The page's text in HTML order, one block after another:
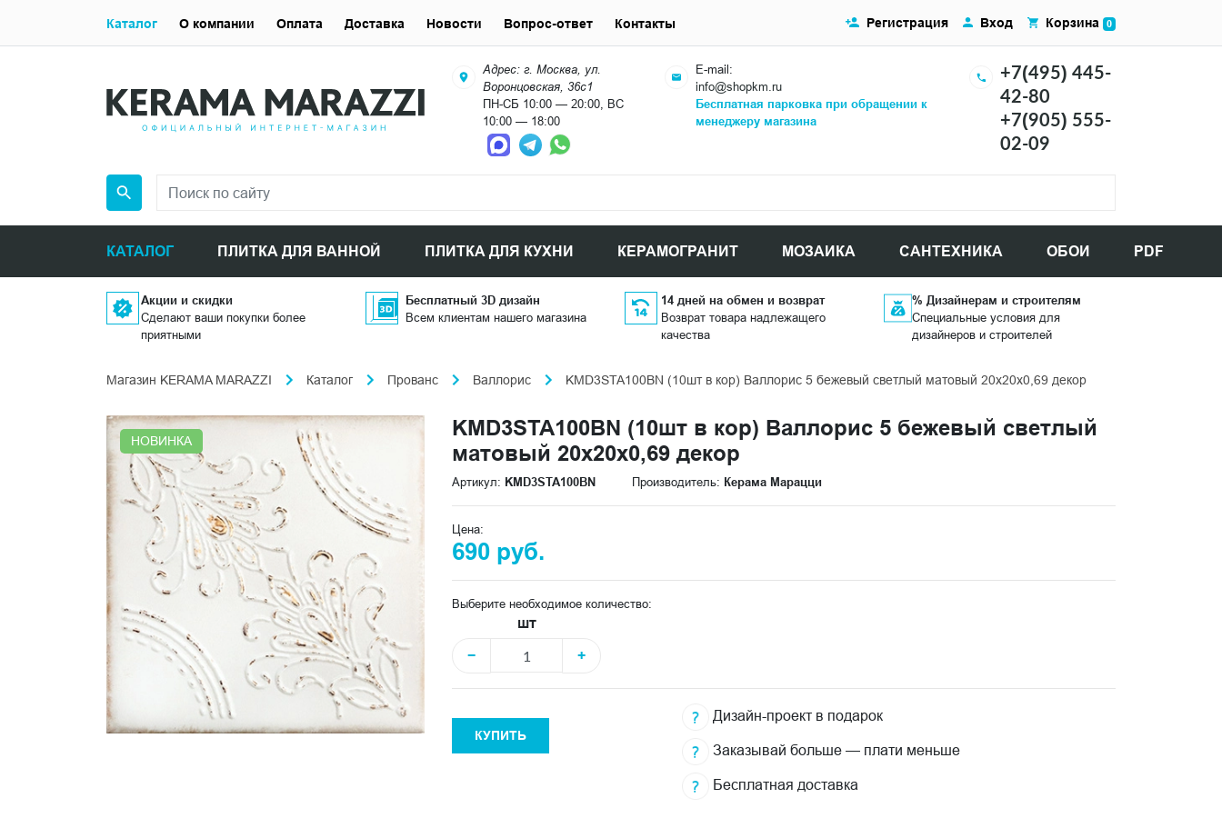
Адрес: г. Москва, ул.
Воронцовская, 36с1
ПН-СБ 10:00 — 20:00, ВС
10:00 — 18:00
E-mail:
info@shopkm.ru
Бесплатная парковка при обращении к
менеджеру магазина
+7(495) 445-
42-80
+7(905) 555-
02-09
КАТАЛОГ ПЛИТКА ДЛЯ ВАННОЙ ПЛИТКА ДЛЯ КУХНИ КЕРАМОГРАНИТ МОЗАИКА САНТЕХНИКА ОБОИ PDF
Регистрация Вход Корзина 0
Каталог О компании Оплата Доставка Новости Вопрос-ответ Контакты
Акции и скидки
Сделают ваши покупки более
приятными
Бесплатный 3D дизайн
Всем клиентам нашего магазина
14 дней на обмен и возврат
Возврат товара надлежащего
качества
% Дизайнерам и строителям
Специальные условия для
дизайнеров и строителей
Магазин KERAMA MARAZZI Каталог Прованс Валлорис KMD3STA100BN (10шт в кор) Валлорис 5 бежевый светлый матовый 20x20x0,69 декор
НОВИНКА
KMD3STA100BN (10шт в кор) Валлорис 5 бежевый светлый
матовый 20x20x0,69 декор
Артикул: KMD3STA100BN Производитель: Керама Марацци
Цена:
690 руб.
Выберите необходимое количество:
шт
−
+
КУПИТЬ
Дизайн-проект в подарок
Заказывай больше — плати меньше
Бесплатная доставка